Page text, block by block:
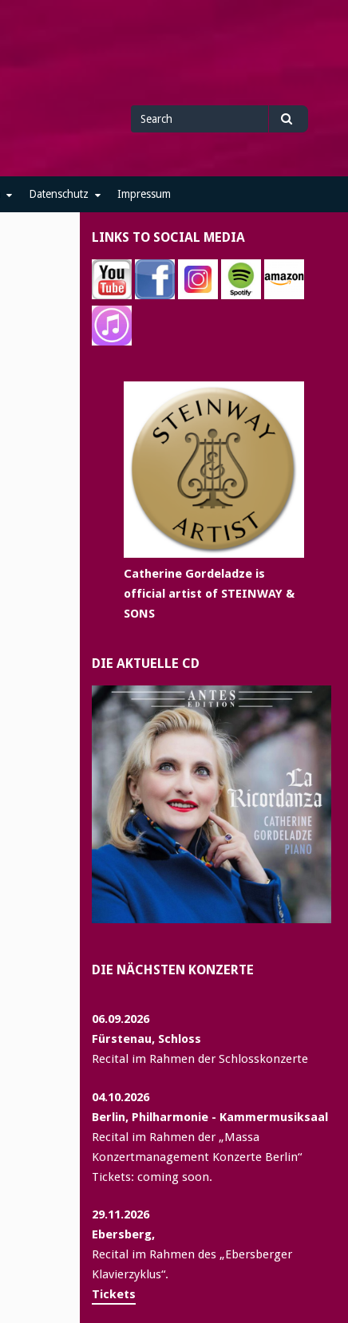
Search
for
Datenschutz Impressum
LINKS TO SOCIAL MEDIA
Catherine Gordeladze is
official artist of STEINWAY &
SONS
DIE AKTUELLE CD
DIE NÄCHSTEN KONZERTE
06.09.2026
Fürstenau, Schloss
Recital im Rahmen der Schlosskonzerte
04.10.2026
Berlin, Philharmonie - Kammermusiksaal
Recital im Rahmen der „Massa
Konzertmanagement Konzerte Berlin“
Tickets: coming soon.
29.11.2026
Ebersberg,
Recital im Rahmen des „Ebersberger
Klavierzyklus“.
Tickets